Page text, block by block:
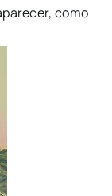
como